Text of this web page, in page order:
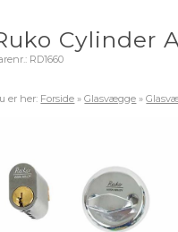
Cylinder
RD1660
er her: Forside »Glasvægge »